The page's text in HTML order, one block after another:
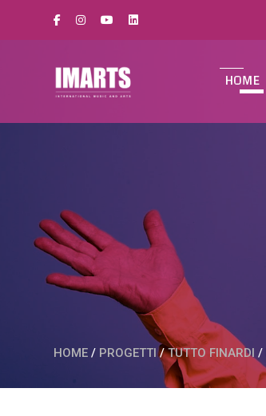
HOME
HOME / PROGETTI / TUTTO FINARDI /